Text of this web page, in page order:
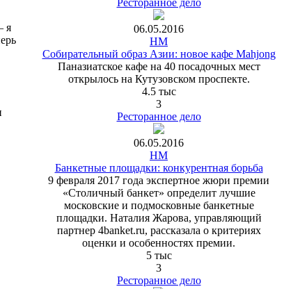
я
06.05.2016
HM
Собирательный образ Азии: новое кафе Mahjong
Паназиатское кафе на 40 посадочных мест
открылось на Кутузовском проспекте.
4.5 тыс
3
Ресторанное дело
06.05.2016
HM
Банкетные площадки: конкурентная борьба
9 февраля 2017 года экспертное жюри премии
«Столичный банкет» определит лучшие
московские и подмосковные банкетные
площадки. Наталия Жарова, управляющий
партнер 4banket.ru, рассказала о критериях
оценки и особенностях премии.
5 тыс
3
Ресторанное дело